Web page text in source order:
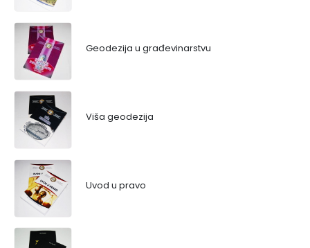
Geodezija u građevinarstvu
Viša geodezija
Uvod u pravo